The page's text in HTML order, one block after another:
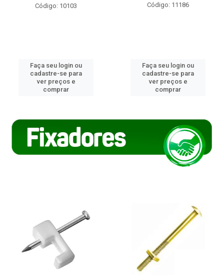
Código: 10103
Faça seu login ou
cadastre-se para
ver preços e
comprar
Código: 11186
Faça seu login ou
cadastre-se para
ver preços e
comprar